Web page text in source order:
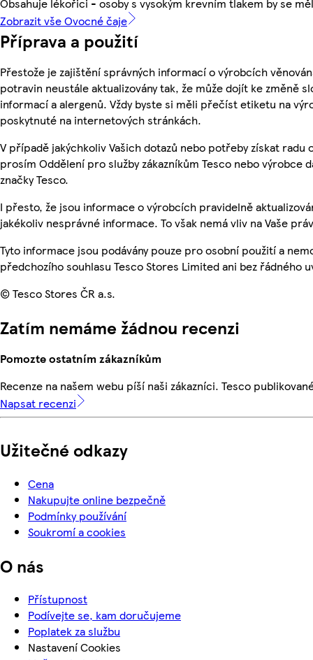
Zobrazit vše Ovocné čaje
Příprava a použití
Přestože je zajištění správných informací o výrobcích
potravin neustále aktualizovány tak, že může dojít ke změně
informací a alergenů. Vždy byste si měli přečíst etiketu na
poskytnuté na internetových stránkách.
V případě jakýchkoliv Vašich dotazů nebo potřeby získat radu
prosím Oddělení pro služby zákazníkům Tesco nebo výrobce
značky Tesco.
I přesto, že jsou informace o výrobcích pravidelně
jakékoliv nesprávné informace. To však nemá vliv na Vaše
Tyto informace jsou podávány pouze pro osobní použití a
předchozího souhlasu Tesco Stores Limited ani bez řádného
© Tesco Stores ČR a.s.
Zatím nemáme žádnou recenzi
Pomozte ostatním zákazníkům
Recenze na našem webu píší naši zákazníci. Tesco
Napsat recenzi
Užitečné odkazy
Cena
Nakupujte online bezpečně
Podmínky používání
Soukromí a cookies
O nás
Přístupnost
Podívejte se, kam doručujeme
Poplatek za službu
Nastavení Cookies